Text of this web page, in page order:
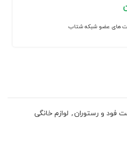
های عضو شبکه شتاب
فود و رستوران, لوازم خانگی